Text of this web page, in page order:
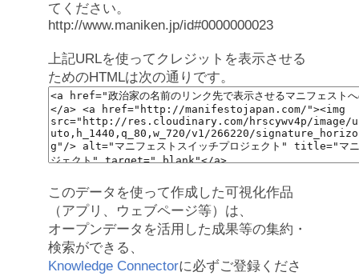
てください。
http://www.maniken.jp/id#0000000023
上記URLを使ってクレジットを表示させる
ためのHTMLは次の通りです。
このデータを使って作成した可視化作品
（アプリ、ウェブページ等）は、
オープンデータを活用した成果等の集約・
検索ができる、
Knowledge Connectorに必ずご登録くださ